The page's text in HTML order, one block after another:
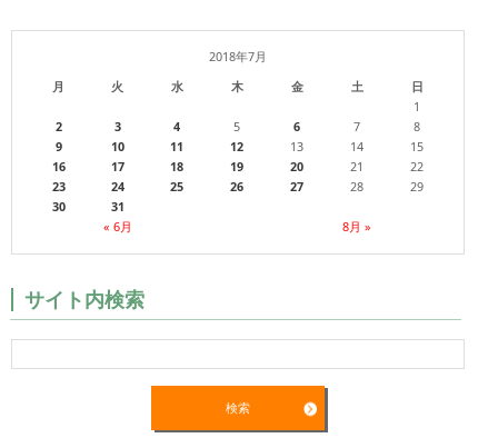
2018年7月
月
火 水 木 金 土 日
« 6月 8月 »
1
2
3 4 5 6 7
8
9
10 11 12 13 14
15
16
17 18 19 20 21
22
23
24 25 26 27 28
29
30
31
サイト内検索